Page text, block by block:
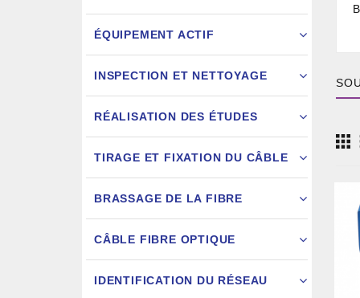
ÉQUIPEMENT ACTIF
INSPECTION ET NETTOYAGE
RÉALISATION DES ÉTUDES
TIRAGE ET FIXATION DU CÂBLE
BRASSAGE DE LA FIBRE
CÂBLE FIBRE OPTIQUE
IDENTIFICATION DU RÉSEAU